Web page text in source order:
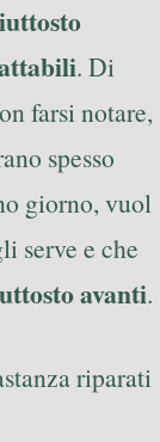
. Di
farsi notare,
spesso
giorno, vuol
serve e che
avanti.
riparati